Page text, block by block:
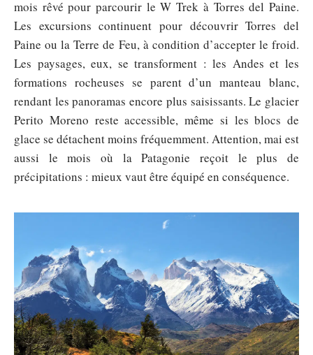
mois rêvé pour parcourir le W Trek à Torres del Paine.
Les excursions continuent pour découvrir Torres del
Paine ou la Terre de Feu, à condition d’accepter le froid.
Les paysages, eux, se transforment : les Andes et les
formations rocheuses se parent d’un manteau blanc,
rendant les panoramas encore plus saisissants. Le glacier
Perito Moreno reste accessible, même si les blocs de
glace se détachent moins fréquemment. Attention, mai est
aussi le mois où la Patagonie reçoit le plus de
précipitations : mieux vaut être équipé en conséquence.